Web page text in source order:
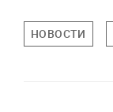
НОВОСТИ